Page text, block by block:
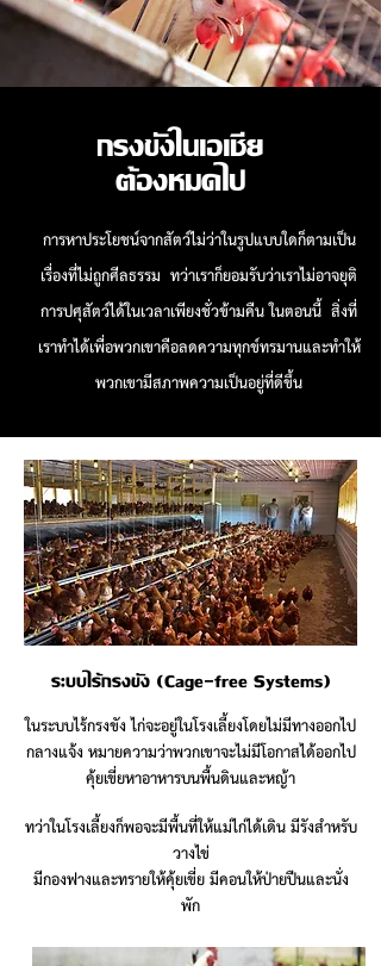
กรงขังในเอเชีย
ต้องหมดไป
การหาประโยชน์จากสัตว์ไม่ว่าในรูปแบบใดก็ตามเป็น
เรื่องที่ไม่ถูกศีลธรรม ทว่าเราก็ยอมรับว่าเราไม่อาจยุติ
การปศุสัตว์ได้ในเวลาเพียงชั่วข้ามคืน ในตอนนี้ สิ่งที่
เราทำได้เพื่อพวกเขาคือลดความทุกข์ทรมานและทำให้
พวกเขามีสภาพความเป็นอยู่ที่ดีขึ้น
ระบบไร้กรงขัง (Cage-free Systems)
ในระบบไร้กรงขัง ไก่จะอยู่ในโรงเลี้ยงโดยไม่มีทางออกไป
กลางแจ้ง หมายความว่าพวกเขาจะไม่มีโอกาสได้ออกไป
คุ้ยเขี่ยหาอาหารบนพื้นดินและหญ้า
ทว่าในโรงเลี้ยงก็พอจะมีพื้นที่ให้แม่ไก่ได้เดิน มีรังสำหรับ
วางไข่
มีกองฟางและทรายให้คุ้ยเขี่ย มีคอนให้ป่ายปืนและนั่ง
พัก